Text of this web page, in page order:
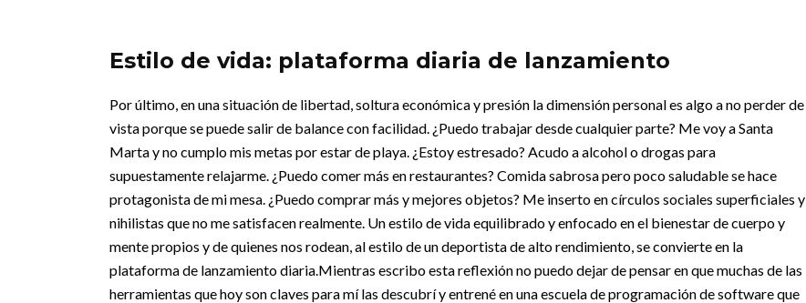
Estilo de vida: plataforma diaria de lanzamiento
Por último, en una situación de libertad, soltura económica y presión la dimensión personal es algo a no perder de
vista porque se puede salir de balance con facilidad. ¿Puedo trabajar desde cualquier parte? Me voy a Santa
Marta y no cumplo mis metas por estar de playa. ¿Estoy estresado? Acudo a alcohol o drogas para
supuestamente relajarme. ¿Puedo comer más en restaurantes? Comida sabrosa pero poco saludable se hace
protagonista de mi mesa. ¿Puedo comprar más y mejores objetos? Me inserto en círculos sociales superficiales y
nihilistas que no me satisfacen realmente. Un estilo de vida equilibrado y enfocado en el bienestar de cuerpo y
mente propios y de quienes nos rodean, al estilo de un deportista de alto rendimiento, se convierte en la
plataforma de lanzamiento diaria.Mientras escribo esta reflexión no puedo dejar de pensar en que muchas de las
herramientas que hoy son claves para mí las descubrí y entrené en una escuela de programación de software que